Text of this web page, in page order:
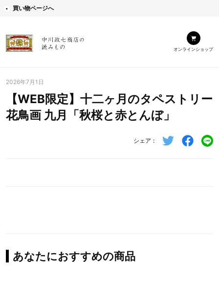
買い物ページへ
オンラインショップ
2026年7月1日
【WEB限定】十二ヶ月のタペストリー
花鳥画 九月「秋桜と赤とんぼ」
シェア
あなたにおすすめの商品